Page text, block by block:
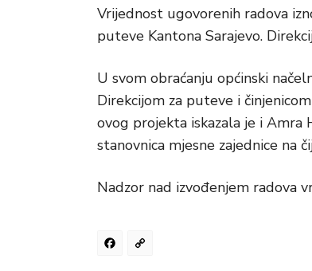
Vrijednost ugovorenih radova
puteve Kantona Sarajevo.
U svom obraćanju općinski
Direkcijom za puteve i
ovog projekta iskazala je i Amra
stanovnica mjesne zajednice na
Nadzor nad izvođenjem radova
Facebook